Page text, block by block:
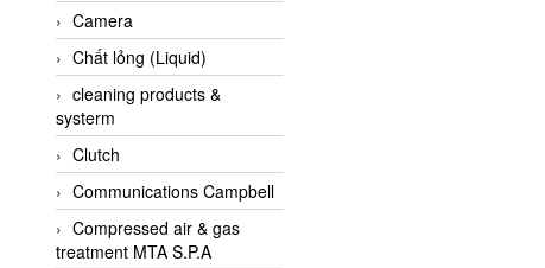
AKO Armaturen &
Separationstechnik Vietnam
AKUSENSE
ALA OFFICINE SPA
Albrecht-Automatik Viet
Nam
Allen Bradley Vietnam
Alpha Moisture Vietnam
Camera
Chất lỏng (Liquid)
cleaning products &
systerm
Clutch
Communications Campbell
Compressed air & gas
treatment MTA S.P.A